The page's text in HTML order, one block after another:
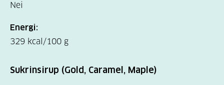
Nei
Energi:
329 kcal/100 g
Sukrinsirup (Gold, Caramel, Maple)